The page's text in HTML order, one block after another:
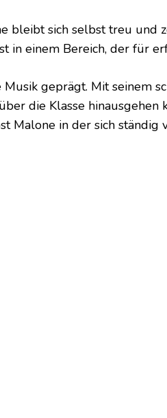
bleibt sich selbst treu und
in einem Bereich, der für
geprägt. Mit seinem
die Klasse hinausgehen
Malone in der sich ständig